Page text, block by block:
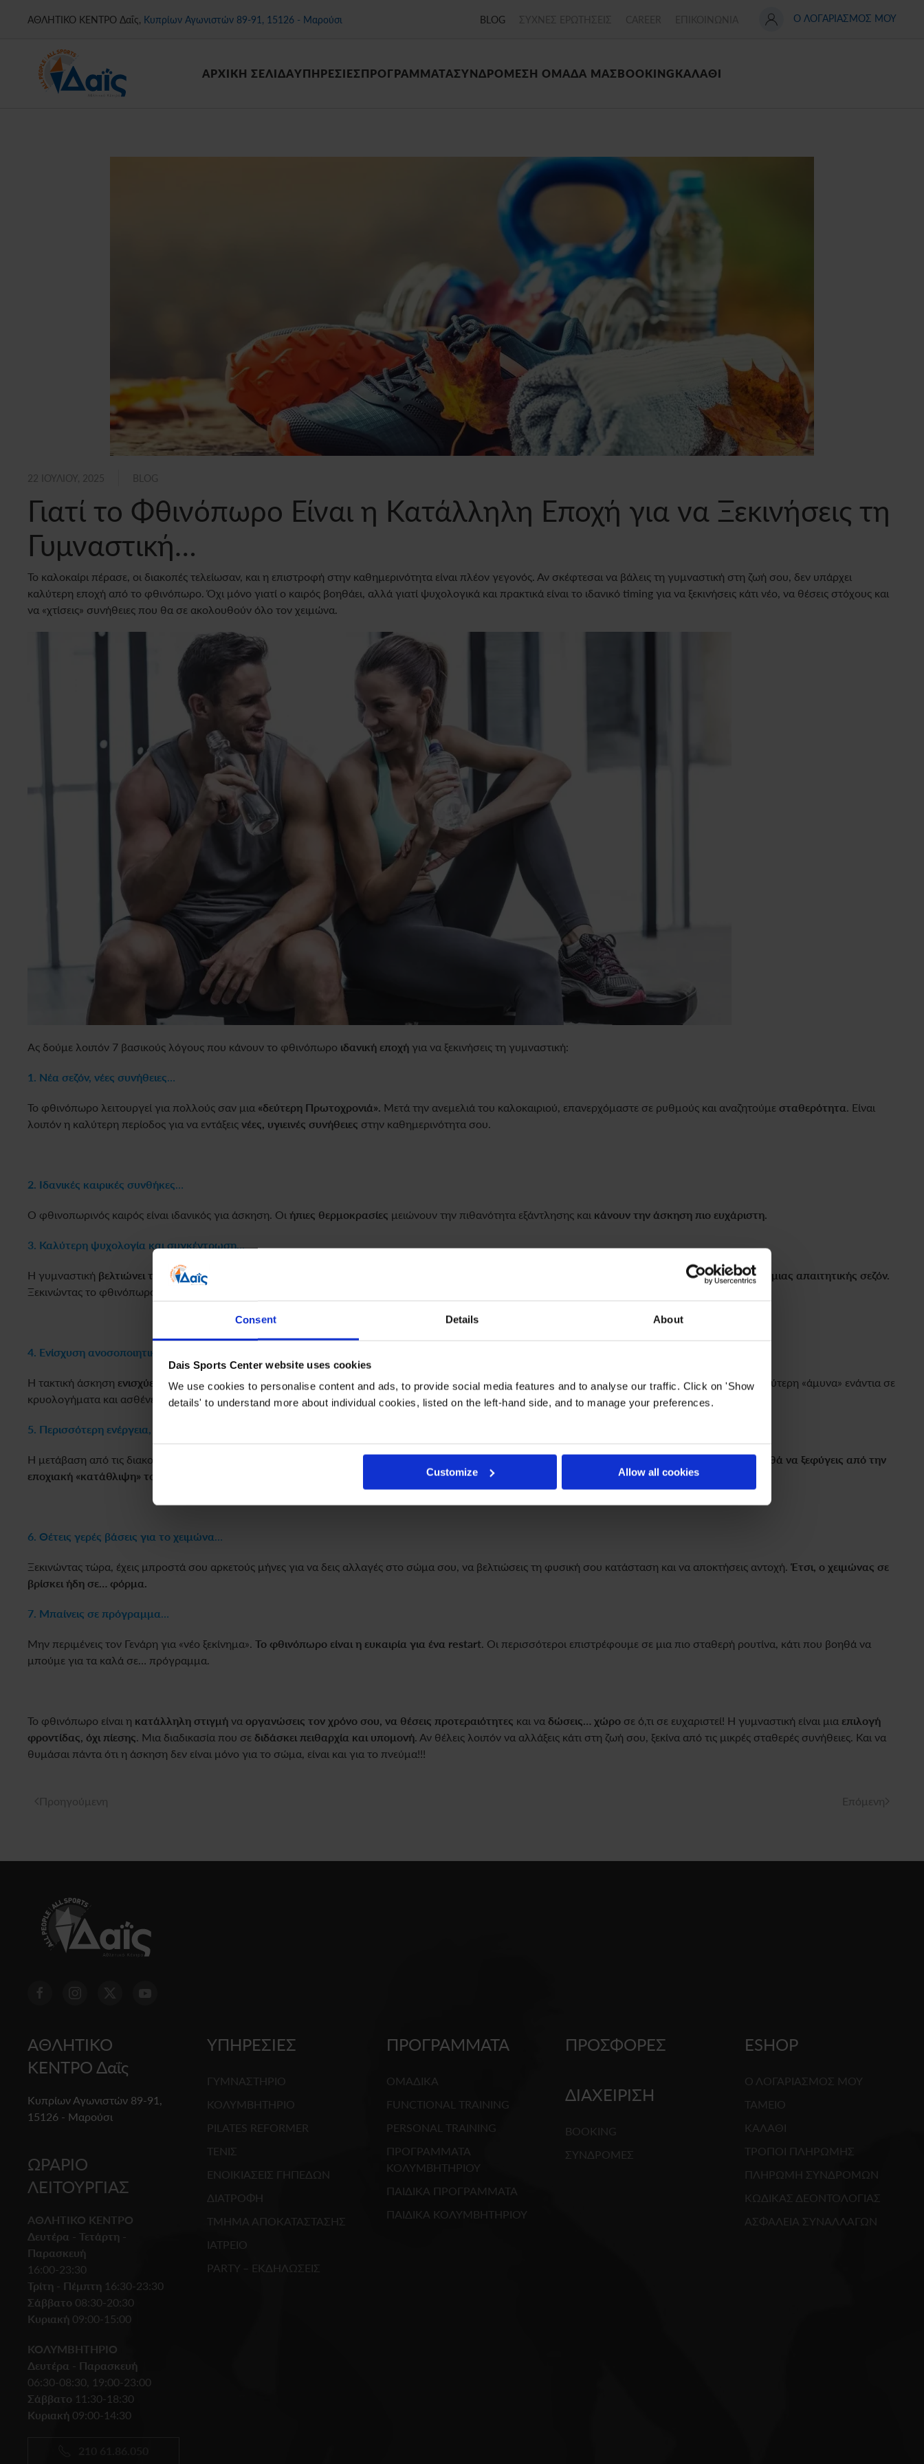
Consent Details About
Dais Sports Center website uses cookies
We use cookies to personalise content and ads, to provide social media features and to analyse our traffic. Click on 'Show
details' to understand more about individual cookies, listed on the left-hand side, and to manage your preferences.
Customize Allow all cookies
main
content
ΑΘΛΗΤΙΚΟ ΚΕΝΤΡΟ Δαΐς, Κυπρίων Αγωνιστών 89-91, 15126 - Μαρούσι BLOG ΣΥΧΝΕΣ ΕΡΩΤΗΣΕΙΣ CAREER ΕΠΙΚΟΙΝΩΝΙΑ Ο ΛΟΓΑΡΙΑΣΜΟΣ ΜΟΥ
ΑΡΧΙΚΗ ΣΕΛΙΔΑΥΠΗΡΕΣΙΕΣΠΡΟΓΡΑΜΜΑΤΑΣΥΝΔΡΟΜΕΣΗ ΟΜΑΔΑ ΜΑΣBOOKINGΚΑΛΑΘΙ
22 ΙΟΥΛΊΟΥ, 2025 BLOG
Γιατί το Φθινόπωρο Είναι η Κατάλληλη Εποχή για να Ξεκινήσεις τη
Γυμναστική…
Το καλοκαίρι πέρασε, οι διακοπές τελείωσαν, και η επιστροφή στην καθημερινότητα είναι πλέον γεγονός. Αν σκέφτεσαι να βάλεις τη γυμναστική στη ζωή σου, δεν υπάρχει
καλύτερη εποχή από το φθινόπωρο. Όχι μόνο γιατί ο καιρός βοηθάει, αλλά γιατί ψυχολογικά και πρακτικά είναι το ιδανικό timing για να ξεκινήσεις κάτι νέο, να θέσεις στόχους και
να «χτίσεις» συνήθειες που θα σε ακολουθούν όλο τον χειμώνα.
Ας δούμε λοιπόν 7 βασικούς λόγους που κάνουν το φθινόπωρο ιδανική εποχήγια να ξεκινήσεις τη γυμναστική:
1. Νέα σεζόν, νέες συνήθειες…
Το φθινόπωρο λειτουργεί για πολλούς σαν μια «δεύτερη Πρωτοχρονιά». Μετά την ανεμελιά του καλοκαιριού, επανερχόμαστε σε ρυθμούς και αναζητούμε σταθερότητα. Είναι
λοιπόν η καλύτερη περίοδος για να εντάξειςνέες, υγιεινές συνήθειες στην καθημερινότητα σου.
2. Ιδανικές καιρικές συνθήκες…
Ο φθινοπωρινός καιρός είναι ιδανικός για άσκηση. Οιήπιες θερμοκρασίες μειώνουν την πιθανότητα εξάντλησης και κάνουν την άσκηση πιο ευχάριστη.
3. Καλύτερη ψυχολογία και συγκέντρωση…
Η γυμναστική βελτιώνει τη διάθεση, μειώνει το άγχος και ενισχύει τη συγκέντρωση, στοιχεία που χρειαζόμαστε περισσότερο από ποτέ κατά τηνέναρξη μιας απαιτητικής σεζόν.
Ξεκινώντας το φθινόπωρο, έχεις την ευκαιρία να ενισχύσεις την ψυχολογία σου πριν από τις πιο «δύσκολες» ημέρες του χειμώνα.
4. Ενίσχυση ανοσοποιητικού
Η τακτική άσκηση ενισχύει το ανοσοποιητικό σύστημα και βοηθά στην πρόληψη των ιώσεωνπου κάνουν την εμφάνισή τους κάθε χειμώνα. Είναι η καλύτερη «άμυνα» ενάντια σε
κρυολογήματα και ασθένειες.
5. Περισσότερη ενέργεια, λιγότερη νωθρότητα
Η μετάβαση από τις διακοπές στην καθημερινότητα φέρνει συχνά κόπωση και έλλειψη διάθεσης. Η γυμναστικήδίνει ενέργεια, «ξυπνά» το σώμα και βοηθά να ξεφύγεις από την
εποχιακή «κατάθλιψη» του φθινοπώρου.
6. Θέτεις γερές βάσεις για το χειμώνα…
Ξεκινώντας τώρα, έχεις μπροστά σου αρκετούς μήνες για να δεις αλλαγές στο σώμα σου, να βελτιώσεις τη φυσική σου κατάσταση και να αποκτήσεις αντοχή. Έτσι, ο χειμώνας σε
βρίσκει ήδη σε… φόρμα.
7. Μπαίνεις σε πρόγραμμα…
Μην περιμένεις τον Γενάρη για «νέο ξεκίνημα». Το φθινόπωρο είναι η ευκαιρία για ένα restart. Οι περισσότεροι επιστρέφουμε σε μια πιο σταθερή ρουτίνα, κάτι που βοηθά να
μπούμε για τα καλά σε… πρόγραμμα.
Το φθινόπωρο είναι η κατάλληλη στιγμήνα οργανώσεις τον χρόνο σου, να θέσεις προτεραιότητες και ναδώσεις… χώρο σε ό,τι σε ευχαριστεί! Η γυμναστική είναι μια επιλογή
φροντίδας, όχι πίεσης. Μια διαδικασία που σεδιδάσκει πειθαρχία και υπομονή. Αν θέλεις λοιπόν να αλλάξεις κάτι στη ζωή σου, ξεκίνα από τις μικρές σταθερές συνήθειες. Και να
θυμάσαι πάντα ότι η άσκηση δεν είναι μόνο για το σώμα, είναι και για το πνεύμα!!!
Προηγούμενη Επόμενη
ΑΘΛΗΤΙΚΟ
ΚΕΝΤΡΟ Δαΐς
Κυπρίων Αγωνιστών 89-91,
15126 - Μαρούσι
ΩΡΑΡΙΟ
ΛΕΙΤΟΥΡΓΙΑΣ
ΑΘΛΗΤΙΚΟ ΚΕΝΤΡΟ
Δευτέρα - Τετάρτη -
Παρασκευή
16:00-23:30
Τρίτη - Πέμπτη 16:30-23:30
Σάββατο 08:30-20:30
Κυριακή 09:00-15:00
ΚΟΛΥΜΒΗΤΗΡΙΟ
Δευτέρα - Παρασκευή
06:30-08:30, 19:00-23:00
Σάββατο 11:30-18:30
Κυριακή 09:00-14:30
ΥΠΗΡΕΣΙΕΣ
ΓΥΜΝΑΣΤΗΡΙΟ
ΚΟΛΥΜΒΗΤΗΡΙΟ
PILATES REFORMER
ΤΕΝΙΣ
ΕΝΟΙΚΙΑΣΕΙΣ ΓΗΠΕΔΩΝ
ΔΙΑΤΡΟΦΗ
ΤΜΗΜΑ ΑΠΟΚΑΤΑΣΤΑΣΗΣ
ΙΑΤΡΕΙΟ
PARTY – ΕΚΔΗΛΩΣΕΙΣ
ΠΡΟΓΡΑΜΜΑΤΑ
ΟΜΑΔΙΚΑ
FUNCTIONAL TRAINING
PERSONAL TRAINING
ΠΡΟΓΡΑΜΜΑΤΑ
ΚΟΛΥΜΒΗΤΗΡΙΟΥ
ΠΑΙΔΙΚΑ ΠΡΟΓΡΑΜΜΑΤΑ
ΠΑΙΔΙΚΑ ΚΟΛΥΜΒΗΤΗΡΙΟΥ
ΠΡΟΣΦΟΡΕΣ
ΔΙΑΧΕΙΡΙΣΗ
BOOKING
ΣΥΝΔΡΟΜΕΣ
ESHOP
Ο ΛΟΓΑΡΙΑΣΜΟΣ ΜΟΥ
ΤΑΜΕΙΟ
ΚΑΛΑΘΙ
ΤΡΟΠΟΙ ΠΛΗΡΩΜΗΣ
ΠΛΗΡΩΜΗ ΣΥΝΔΡΟΜΩΝ
ΚΩΔΙΚΑΣ ΔΕΟΝΤΟΛΟΓΙΑΣ
ΑΣΦΑΛΕΙΑ ΣΥΝΑΛΛΑΓΩΝ